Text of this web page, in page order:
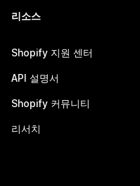
리소스
Shopify 지원 센터
API 설명서
Shopify 커뮤니티
리서치